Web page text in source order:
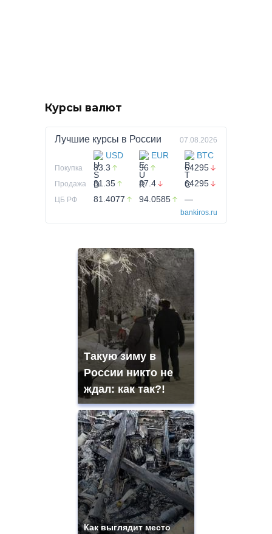
Курсы валют
Лучшие курсы в России 07.08.2026
USD EUR BTC
Покупка 83.3 96 64295
Продажа 81.35 87.4 64295
ЦБ РФ 81.4077 94.0585 —
bankiros.ru
Такую зиму в
России никто не
ждал: как так?!
Как выглядит место